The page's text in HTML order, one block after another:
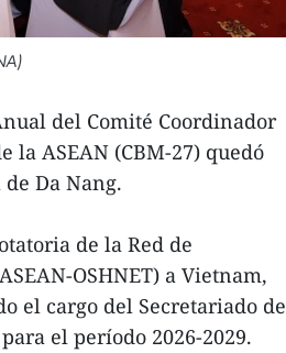
del Comité Coordinador
la ASEAN (CBM-27) quedó
Da Nang.
de la Red de
OSHNET) a Vietnam,
el cargo del Secretariado de
el período 2026-2029.